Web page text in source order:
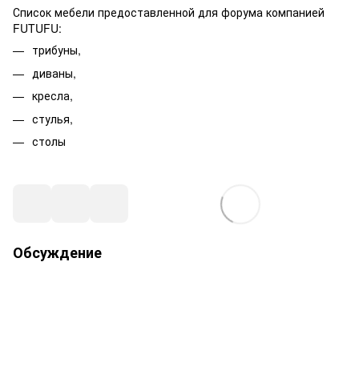
Список мебели предоставленной для форума компанией
FUTUFU:
трибуны,
диваны,
кресла,
стулья,
столы
Обсуждение